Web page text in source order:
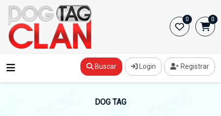
0 0
Buscar Login Registrar
DOG TAG